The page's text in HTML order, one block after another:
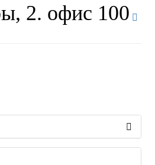
2. офис 100